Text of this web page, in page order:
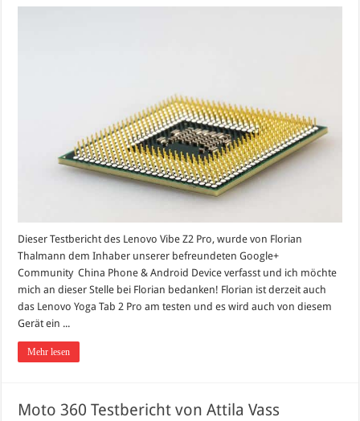
Dieser Testbericht des Lenovo Vibe Z2 Pro, wurde von Florian
Thalmann dem Inhaber unserer befreundeten Google+
Community China Phone & Android Device verfasst und ich möchte
mich an dieser Stelle bei Florian bedanken! Florian ist derzeit auch
das Lenovo Yoga Tab 2 Pro am testen und es wird auch von diesem
Gerät ein ...
Mehr lesen
Moto 360 Testbericht von Attila Vass